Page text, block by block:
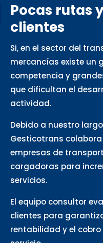
Pocas rutas y
clientes
Si, en el sector del
mercancías existe un
competencia y
que dificultan el
actividad.
Debido a nuestro
Gesticotrans colabora
empresas de
cargadoras para
servicios.
El equipo consultor
clientes para
rentabilidad y el